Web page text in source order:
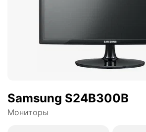
Samsung S24B300B
Мониторы